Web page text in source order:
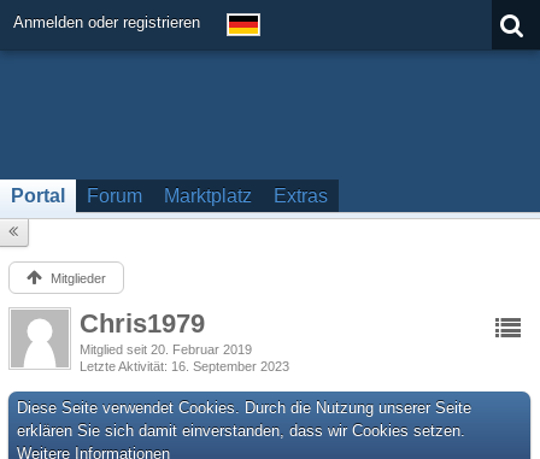
Anmelden oder registrieren
Portal Forum Marktplatz Extras
Mitglieder
Chris1979
Mitglied seit 20. Februar 2019
Letzte Aktivität 16. September 2023
Diese Seite verwendet Cookies. Durch die Nutzung unserer Seite
erklären Sie sich damit einverstanden, dass wir Cookies setzen.
Weitere Informationen